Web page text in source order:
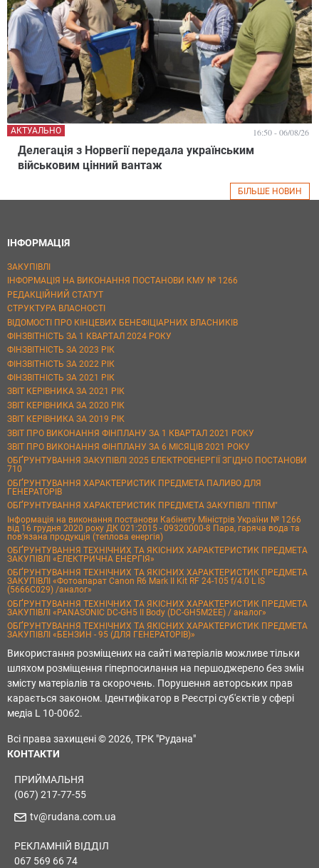
Делегація з Норвегії передала українським
військовим цінний вантаж
АКТУАЛЬНО 16:50 - 06/08/26
БІЛЬШЕ НОВИН
ІНФОРМАЦІЯ
ЗАКУПІВЛІ
ІНФОРМАЦІЯ НА ВИКОНАННЯ ПОСТАНОВИ КМУ № 1266
РЕДАКЦІЙНИЙ СТАТУТ
СТРУКТУРА ВЛАСНОСТІ
ВІДОМОСТІ ПРО КІНЦЕВИХ БЕНЕФІЦІАРНИХ ВЛАСНИКІВ
ФІНЗВІТНІСТЬ ЗА 1 КВАРТАЛ 2024 РОКУ
ФІНЗВІТНІСТЬ ЗА 2023 РІК
ФІНЗВІТНІСТЬ ЗА 2022 РІК
ФІНЗВІТНІСТЬ ЗА 2021 РІК
ЗВІТ КЕРІВНИКА ЗА 2021 РІК
ЗВІТ КЕРІВНИКА ЗА 2020 РІК
ЗВІТ КЕРІВНИКА ЗА 2019 РІК
ЗВІТ ПРО ВИКОНАННЯ ФІНПЛАНУ ЗА 1 КВАРТАЛ 2021 РОКУ
ЗВІТ ПРО ВИКОНАННЯ ФІНПЛАНУ ЗА 6 МІСЯЦІВ 2021 РОКУ
ОБҐРУНТУВАННЯ ЗАКУПІВЛІ 2025 ЕЛЕКТРОЕНЕРГІЇ ЗГІДНО ПОСТАНОВИ
710
ОБҐРУНТУВАННЯ ХАРАКТЕРИСТИК ПРЕДМЕТА ПАЛИВО ДЛЯ
ГЕНЕРАТОРІВ
ОБҐРУНТУВАННЯ ХАРАКТЕРИСТИК ПРЕДМЕТА ЗАКУПІВЛІ "ППМ"
Інформація на виконання постанови Кабінету Міністрів України № 1266
від 16 грудня 2020 року ДК 021:2015 - 09320000-8 Пара, гаряча вода та
пов’язана продукція (теплова енергія)
ОБҐРУНТУВАННЯ ТЕХНІЧНИХ ТА ЯКІСНИХ ХАРАКТЕРИСТИК ПРЕДМЕТА
ЗАКУПІВЛІ «ЕЛЕКТРИЧНА ЕНЕРГІЯ»
ОБҐРУНТУВАННЯ ТЕХНІЧНИХ ТА ЯКІСНИХ ХАРАКТЕРИСТИК ПРЕДМЕТА
ЗАКУПІВЛІ «Фотоапарат Canon R6 Mark II Kit RF 24-105 f/4.0 L IS
(5666C029) /аналог»
ОБҐРУНТУВАННЯ ТЕХНІЧНИХ ТА ЯКІСНИХ ХАРАКТЕРИСТИК ПРЕДМЕТА
ЗАКУПІВЛІ «PANASONIC DC-GH5 II Body (DC-GH5M2EE) / аналог»
ОБҐРУНТУВАННЯ ТЕХНІЧНИХ ТА ЯКІСНИХ ХАРАКТЕРИСТИК ПРЕДМЕТА
ЗАКУПІВЛІ «БЕНЗИН - 95 (ДЛЯ ГЕНЕРАТОРІВ)»
Використання розміщених на сайті матеріалів можливе тільки
шляхом розміщення гіперпосилання на першоджерело без змін
змісту матеріалів та скорочень. Порушення авторських прав
карається законом. Ідентифікатор в Реєстрі суб'єктів у сфері
медіа L 10-0062.
Всі права захищені © 2026, ТРК "Рудана"
КОНТАКТИ
ПРИЙМАЛЬНЯ
(067) 217-77-55
tv@rudana.com.ua
РЕКЛАМНІЙ ВІДДІЛ
067 569 66 74